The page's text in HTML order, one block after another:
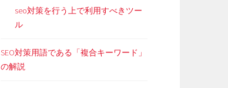
seo対策を行う上で利用すべきツー
ル
SEO対策用語である「複合キーワード」
の解説